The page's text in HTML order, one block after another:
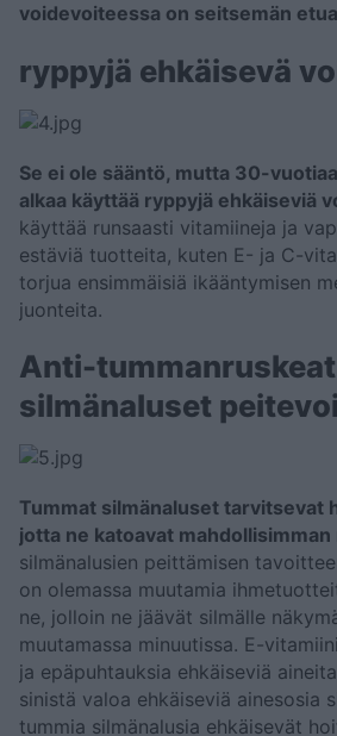
voidevoiteessa on seitsemän
ryppyjä ehkäisevä
Se ei ole sääntö, mutta 30-
alkaa käyttää ryppyjä ehkäiseviä
käyttää runsaasti vitamiineja ja
estäviä tuotteita, kuten E- ja C-
torjua ensimmäisiä ikääntymisen
juonteita.
Anti-tummanruskeat
silmänaluset
Tummat silmänaluset tarvitsevat
jotta ne katoavat mahdollisimman
silmänalusien peittämisen
on olemassa muutamia
ne, jolloin ne jäävät silmälle
muutamassa minuutissa. E-
ja epäpuhtauksia ehkäiseviä
sinistä valoa ehkäiseviä ainesosia
tummia silmänalusia ehkäisevät